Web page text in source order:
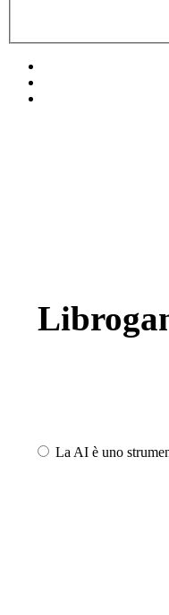
La AI è uno